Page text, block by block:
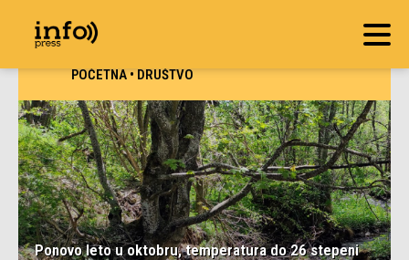
POČETNA•DRUŠTVO
Ponovo leto u oktobru, temperatura do 26 stepeni